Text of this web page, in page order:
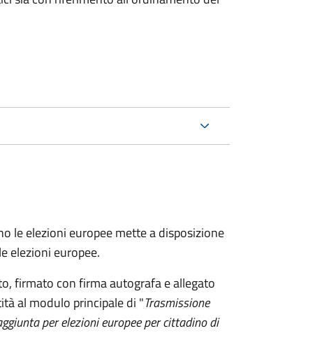
le elezioni europee mette a disposizione
elezioni europee.
firmato con firma autografa e allegato
al modulo principale di "Trasmissione
per elezioni europee per cittadino di